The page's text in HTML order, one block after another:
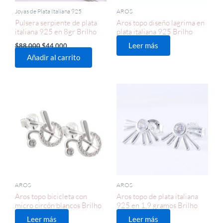
Joyas de Plata Italiana 925
Pulsera serpiente de plata
italiana 925 en 8gr Brilho
$88.000$44.000
Añadir al carrito
AROS
Aros topo diseño lagrima en
plata italiana 925 Brilho
Leer más
AROS
Aros topo bicicleta con
micro circón blancos Brilho
Leer más
AROS
Aros topo de plata italiana
925 en 1,9 gramos Brilho
Leer más